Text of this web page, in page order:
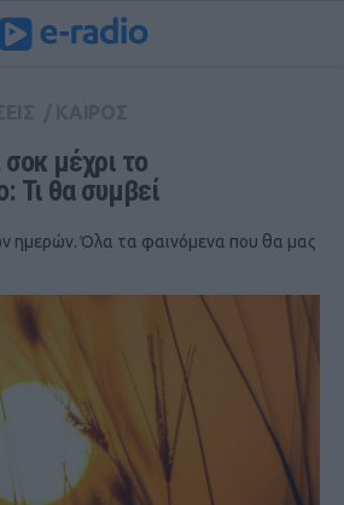
μέχρι το
Τι θα συμβεί
ημερών. Όλα τα φαινόμενα που θα μας